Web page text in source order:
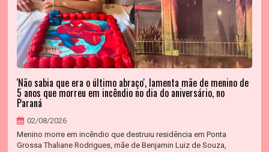
'Não sabia que era o último abraço', lamenta mãe de menino de
5 anos que morreu em incêndio no dia do aniversário, no
Paraná
02/08/2026
Menino morre em incêndio que destruiu residência em Ponta
Grossa Thaliane Rodrigues, mãe de Benjamin Luiz de Souza,